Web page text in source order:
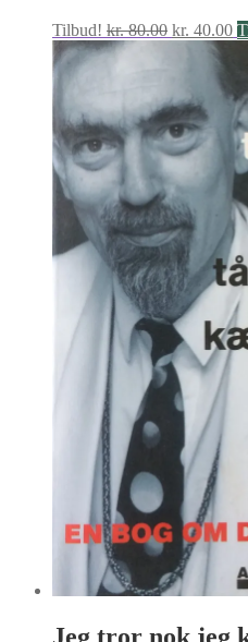
Tilbud! kr.80.00 Den
oprindelige
kr. 80.00.
kr. 40.00
er: